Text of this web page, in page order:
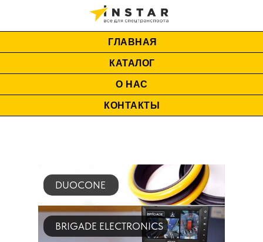
ГЛАВНАЯ
КАТАЛОГ
О НАС
КОНТАКТЫ
DUOCONE
BRIGADE ELECTRONICS